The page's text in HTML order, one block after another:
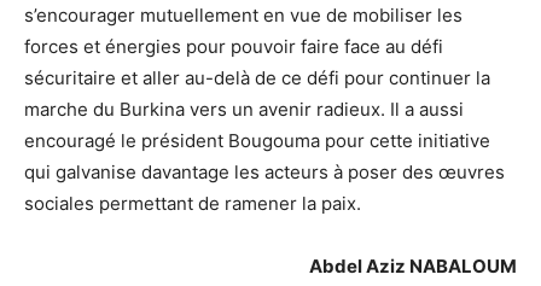
s’encourager mutuellement en vue de mobiliser les
forces et énergies pour pouvoir faire face au défi
sécuritaire et aller au-delà de ce défi pour continuer la
marche du Burkina vers un avenir radieux. Il a aussi
encouragé le président Bougouma pour cette initiative
qui galvanise davantage les acteurs à poser des œuvres
sociales permettant de ramener la paix.
Abdel Aziz NABALOUM